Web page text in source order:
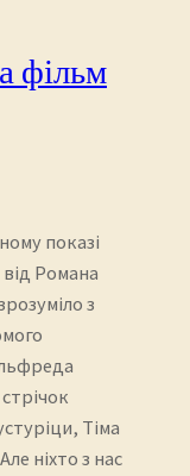
фільм
показі
Романа
з
Тіма
ніхто з нас